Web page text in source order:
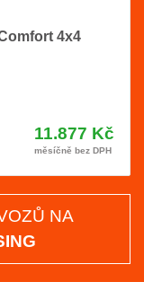
4x4
11.877 Kč
měsíčně bez DPH
NA